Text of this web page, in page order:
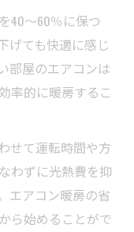
40～60％に保つ
げても快適に感じ
部屋のエアコンは
率的に暖房するこ
せて運転時間や方
わずに光熱費を抑
エアコン暖房の省
ら始めることがで